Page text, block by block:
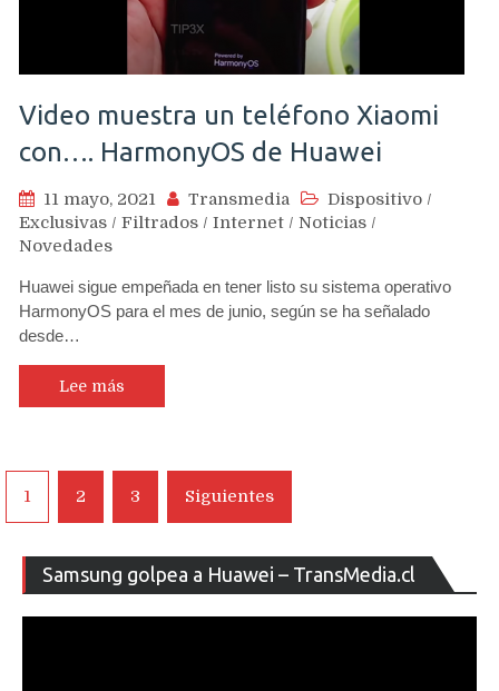
Video muestra un teléfono Xiaomi
con…. HarmonyOS de Huawei
11 mayo, 2021 Transmedia Dispositivo /
Exclusivas / Filtrados / Internet / Noticias /
Novedades
Huawei sigue empeñada en tener listo su sistema operativo
HarmonyOS para el mes de junio, según se ha señalado
desde…
Lee más
Navegación
de
entradas
1 2 3 Siguientes
Samsung golpea a Huawei – TransMedia.cl
de